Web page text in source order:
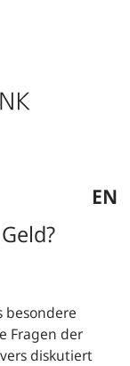
EN
besondere
Fragen der
diskutiert